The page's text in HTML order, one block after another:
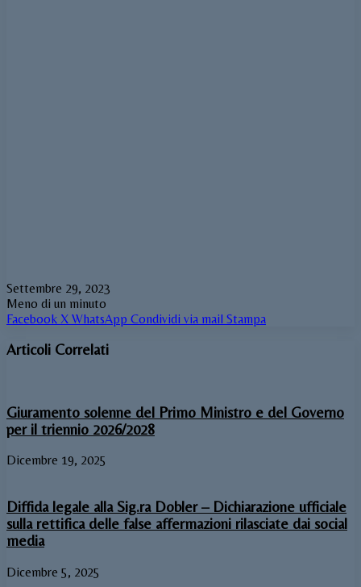
Settembre 29, 2023
Meno di un minuto
Facebook X WhatsApp Condividi via mail Stampa
Articoli Correlati
Giuramento solenne del Primo Ministro e del Governo
per il triennio 2026/2028
Dicembre 19, 2025
Diffida legale alla Sig.ra Dobler – Dichiarazione ufficiale
sulla rettifica delle false affermazioni rilasciate dai social
media
Dicembre 5, 2025